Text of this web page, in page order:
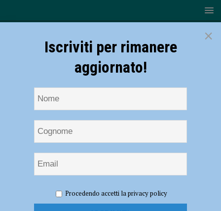
un agente con un tubo metallico: arrestato 18enne
×
Iscriviti per rimanere
aggiornato!
Procedendo accetti la privacy policy